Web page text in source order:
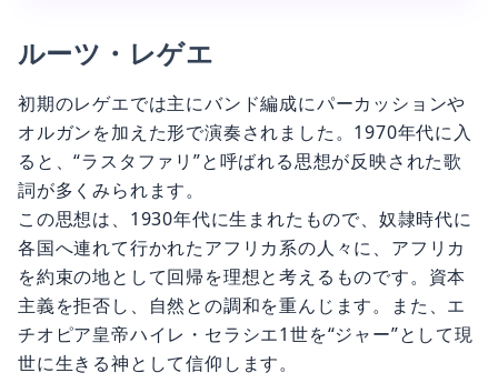
ルーツ・レゲエ
初期のレゲエでは主にバンド編成にパーカッションや
オルガンを加えた形で演奏されました。1970年代に入
ると、“ラスタファリ”と呼ばれる思想が反映された歌
詞が多くみられます。
この思想は、1930年代に生まれたもので、奴隷時代に
各国へ連れて行かれたアフリカ系の人々に、アフリカ
を約束の地として回帰を理想と考えるものです。資本
主義を拒否し、自然との調和を重んじます。また、エ
チオピア皇帝ハイレ・セラシエ1世を“ジャー”として現
世に生きる神として信仰します。